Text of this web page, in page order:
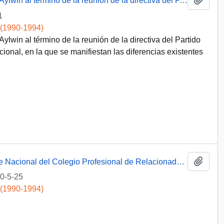
1994)
al término de la reunión de la directiva del Partido
en la que se manifiestan las diferencias existentes
[Carta del Presidente Aylwin al Presidente Nacional del Colegio Profesional de Relacionadores Públicos A.G, rechazando invitacion a acto inaugural].
5-25
1994)